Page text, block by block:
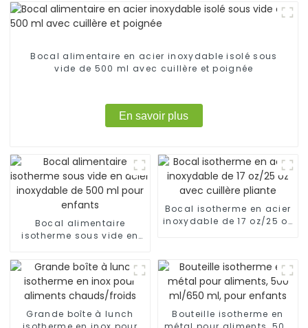
Bocal alimentaire en acier inoxydable isolé sous
vide de 500 ml avec cuillère et poignée
En savoir plus
Bocal alimentaire
isotherme sous vide en
ml pour enfants
Bocal isotherme en acier
inoxydable de 17 oz/25 oz
Grande boîte à lunch
Bouteille isotherme en